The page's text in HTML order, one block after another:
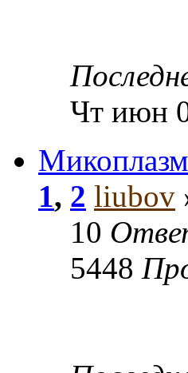
Чт июн
1, 2 liubov
10
5448